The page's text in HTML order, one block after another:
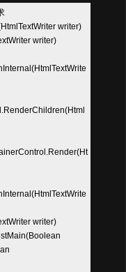
writer)
writer)
writer)